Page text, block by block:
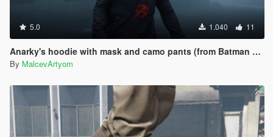
5.0 1.040 11
Anarky's hoodie with mask and camo pants (from Batman Comics)
By MalcevArtyom